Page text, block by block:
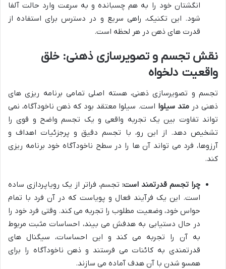
انگشتان خود را به هم چسبانده و به سرعت وارد حالت آلفا
شود. این تکنیک، راهی سریع و در دسترس برای استفاده از
قدرت های ذهن در هر لحظه است.
نقش تجسم و تصویرسازی ذهنی: خلق
واقعیت دلخواه
تجسم و تصویرسازی ذهنی، هسته اصلی تمامی برنامه ریزی های
ذهنی در متد سیلوا است. سیلوا معتقد بود که ذهن ناخودآگاه، نمی
تواند تفاوت بین یک تجربه واقعی و یک تجسم واضح و قوی را
تشخیص دهد. از این رو، با تجسم دقیق و پرجزئیات اهداف و
آرزوها، فرد می تواند آن ها را در سطح ناخودآگاه خود برنامه ریزی
کند.
چرا تجسم قدرتمند است: تجسم، فراتر از یک رویاپردازی ساده
است. این یک فرآیند فعال و پویاست که در آن فرد با تمام
حواس خود، وضعیت مطلوب را تجربه می کند. وقتی فرد خود را
در حال دستیابی به هدفش می بیند، احساسات مثبت مربوط
به آن را تجربه می کند و این احساسات، سیگنال های
قدرتمندی به کائنات می فرستند و ذهن ناخودآگاه را برای
همسو شدن با آن هدف آماده می سازند.